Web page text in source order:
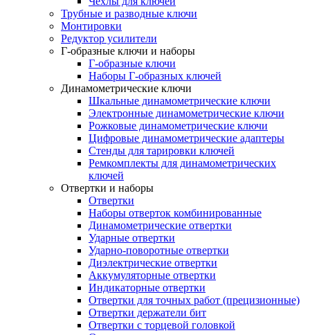
Трубные и разводные ключи
Монтировки
Редуктор усилители
Г-образные ключи и наборы
Г-образные ключи
Наборы Г-образных ключей
Динамометрические ключи
Шкальные динамометрические ключи
Электронные динамометрические ключи
Рожковые динамометрические ключи
Цифровые динамометрические адаптеры
Стенды для тарировки ключей
Ремкомплекты для динамометрических
ключей
Отвертки и наборы
Отвертки
Наборы отверток комбинированные
Динамометрические отвертки
Ударные отвертки
Ударно-поворотные отвертки
Диэлектрические отвертки
Аккумуляторные отвертки
Индикаторные отвертки
Отвертки для точных работ (прецизионные)
Отвертки держатели бит
Отвертки с торцевой головкой